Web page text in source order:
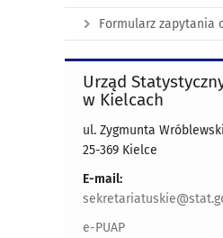
Formularz zapytania
Urząd
w Kielcach
ul. Zygmunta
25-369 Kielce
E-mail:
e-PUAP